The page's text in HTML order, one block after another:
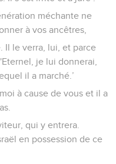
méchante ne
à vos ancêtres,
Il le verra, lui, et parce
je lui donnerai,
il a marché.’
à cause de vous et il a
qui y entrera.
en possession de ce